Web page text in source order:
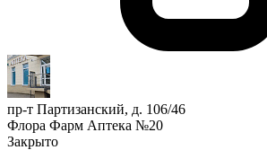
пр-т Партизанский, д. 106/46
Флора Фарм Аптека №20
Закрыто